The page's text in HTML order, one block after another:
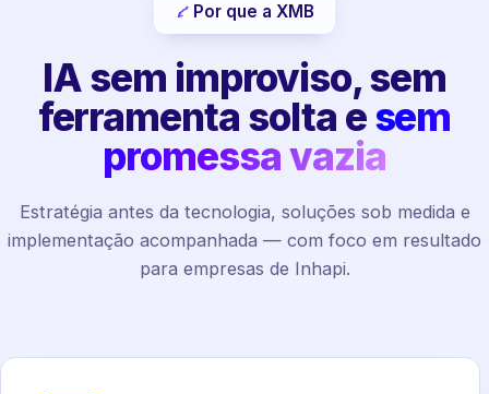
Por que a XMB
IA sem improviso, sem
ferramenta solta esem
promessa vazia
Estratégia antes da tecnologia, soluções sob medida e
implementação acompanhada — com foco em resultado
para empresas de Inhapi.